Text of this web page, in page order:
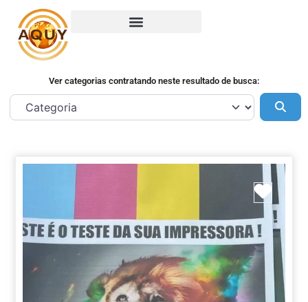
Ver categorias contratando neste resultado de busca: